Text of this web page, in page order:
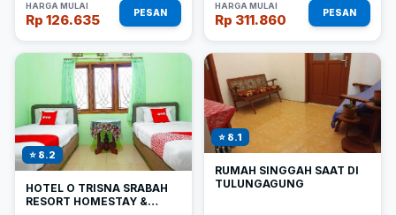
HARGA MULAI
Rp 126.635 PESAN
HARGA MULAI
Rp 311.860 PESAN
⭐ 8.2
HOTEL O TRISNA SRABAH
RESORT HOMESTAY &
⭐ 8.1
RUMAH SINGGAH SAAT DI
TULUNGAGUNG